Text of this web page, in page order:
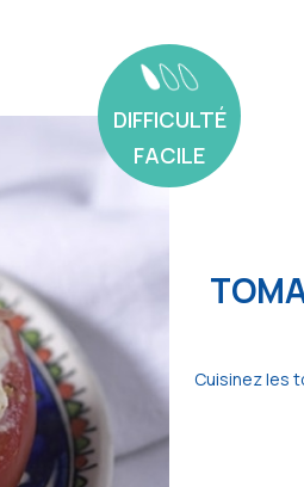
DIFFICULTÉ
FACILE
Cuisinez les